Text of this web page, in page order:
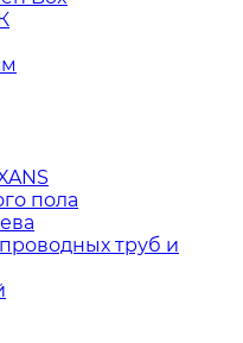
пола
труб и